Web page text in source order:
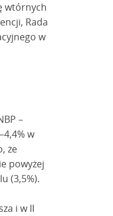
wtórnych
Rada
w
–
w
że
powyżej
(3,5%).
i w II